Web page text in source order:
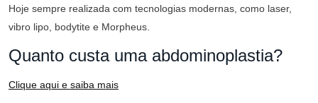
Hoje sempre realizada com tecnologias modernas, como laser,
vibro lipo, bodytite e Morpheus.
Quanto custa uma abdominoplastia?
Clique aqui e saiba mais